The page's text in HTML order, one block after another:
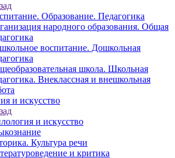
Образование. Педагогика
народного образования. Общая
воспитание. Дошкольная
школа. Школьная
Внеклассная и внешкольная
и искусство
и искусство
Культура речи
и критика